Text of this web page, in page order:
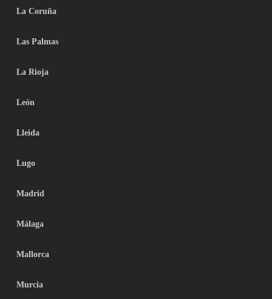
La Coruña
Las Palmas
La Rioja
León
Lleida
Lugo
Madrid
Málaga
Mallorca
Murcia